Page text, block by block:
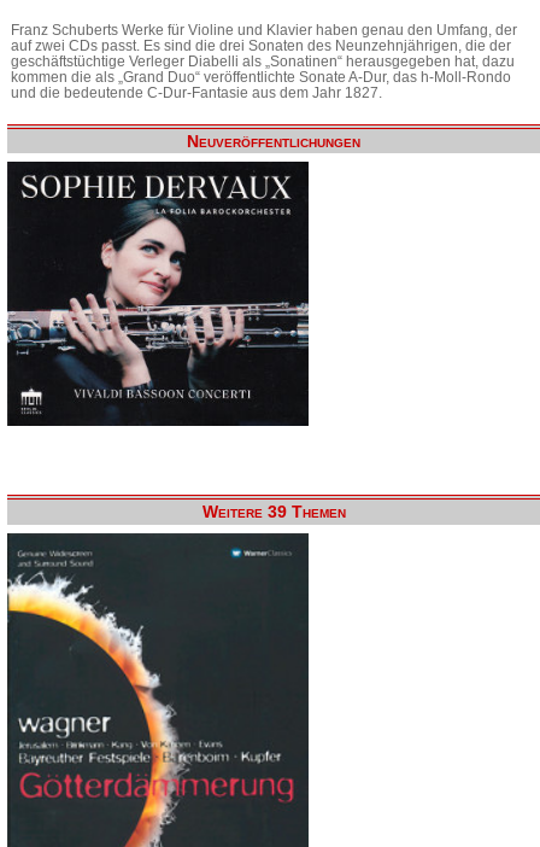
Franz Schuberts Werke für Violine und Klavier haben genau den Umfang, der
auf zwei CDs passt. Es sind die drei Sonaten des Neunzehnjährigen, die der
geschäftstüchtige Verleger Diabelli als „Sonatinen“ herausgegeben hat, dazu
kommen die als „Grand Duo“ veröffentlichte Sonate A-Dur, das h-Moll-Rondo
und die bedeutende C-Dur-Fantasie aus dem Jahr 1827.
Neuveröffentlichungen
Weitere 39 Themen